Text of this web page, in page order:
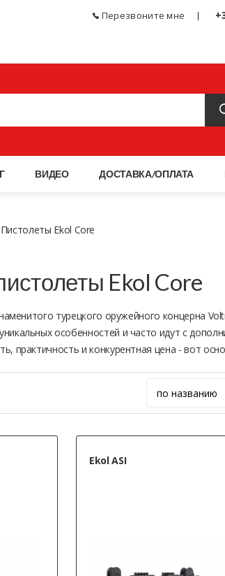
Перезвоните мне
ТОВАРЫ, АКСЕССУАРЫ И ПНЕВМАТИКА МАГАЗИН
ВИДЕО ДОСТАВКА/ОПЛАТА
Пистолеты Ekol Core
Ekol Core
турецкого оружейного концерна
особенностей и часто идут с
практичность и конкурентная цена - вот
Ekol ASI